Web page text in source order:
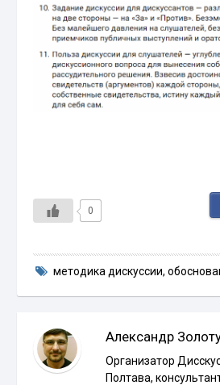
0
методика дискуссии,
Александр
Организатор
Полтава,